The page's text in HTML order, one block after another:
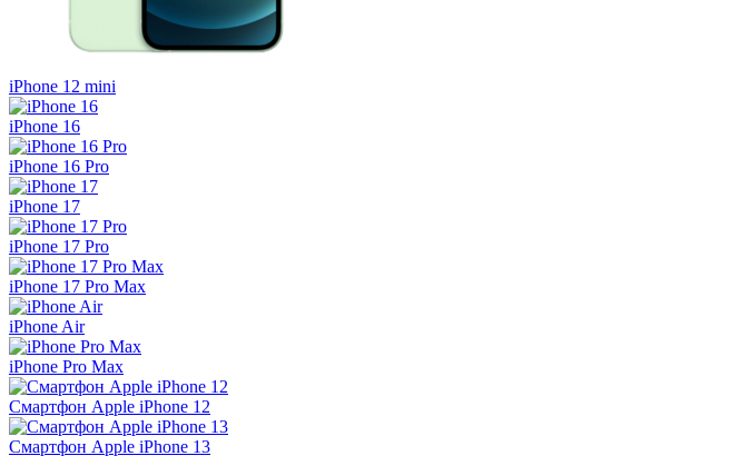
iPhone 12 mini
iPhone 16
iPhone 16 Pro
iPhone 17
iPhone 17 Pro
iPhone 17 Pro Max
iPhone Air
iPhone Pro Max
Смартфон Apple iPhone 12
Смартфон Apple iPhone 13